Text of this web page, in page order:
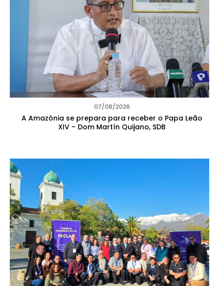
07/08/2026
A Amazônia se prepara para receber o Papa Leão
XIV – Dom Martín Quijano, SDB